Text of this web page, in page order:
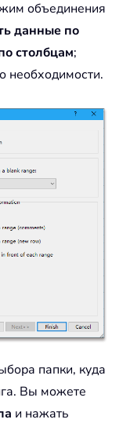
объединения
данные по
столбцам;
необходимости.
папки, куда
Вы можете
и нажать